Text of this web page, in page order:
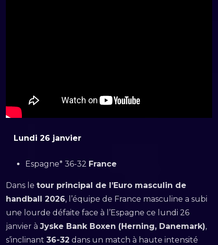
Lundi 26 janvier
Espagne* 36-32 France
Dans le tour principal de l’Euro masculin de
handball 2026, l’équipe de France masculine a subi
une lourde défaite face à l’Espagne ce lundi 26
janvier à Jyske Bank Boxen (Herning, Danemark),
s’inclinant 36-32 dans un match à haute intensité